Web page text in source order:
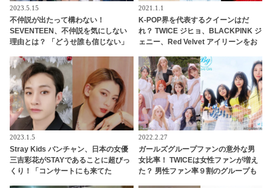
2023.5.15
不仲説が出たって構わない！
SEVENTEEN、不仲説を気にしない
理由とは？ 「どうせ誰も信じない」
ァン感動
2021.1.1
K-POP界を代表するクイーンはだ
れ？ TWICE ジヒョ、BLACKPINK ジ
ェニー、Red Velvet アイリーンをお
れたのは・・
2023.1.5
Stray Kids バンチャン、日本の女優
三吉彩花がSTAYであることに超びっ
くり！「コンサートにも来てた
2022.2.27
ガールズグループファンの意外な男
女比率！ TWICEは女性ファンが増え
た？ 男性ファン率９割のグループも